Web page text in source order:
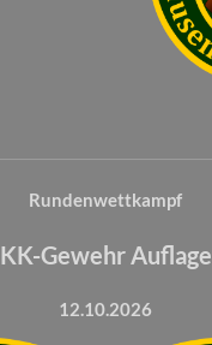
Rundenwettkampf
KK-Gewehr Auflage
12.10.2026